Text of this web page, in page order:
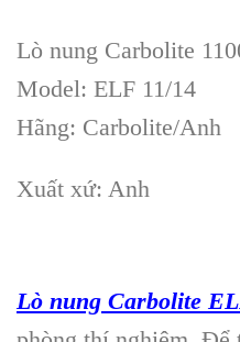
Lò nung Carbolite
Model: ELF 11/14
Hãng: Carbolite/Anh
Xuất xứ: Anh
Lò nung Carbolite